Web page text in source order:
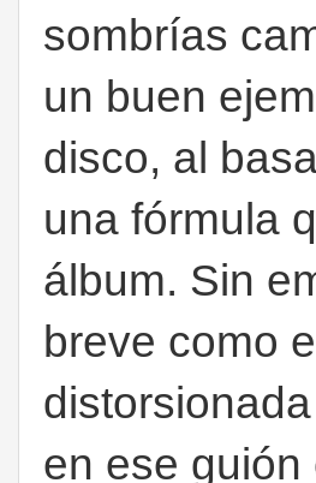
sombrías
un buen
disco, al
una fórmula
álbum. Sin
breve como
en ese